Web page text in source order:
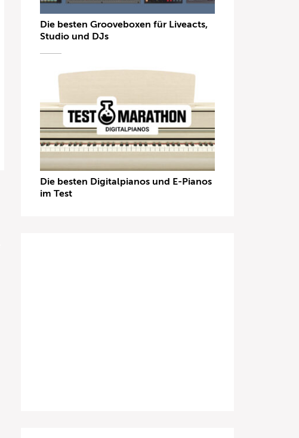
Die besten Grooveboxen für Liveacts,
Studio und DJs
Die besten Digitalpianos und E-Pianos
im Test